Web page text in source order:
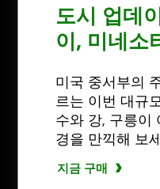
도시 업데
이, 미네소
미국 중서부의
르는 이번 대규
수와 강, 구릉이
경을 만끽해 보
지금 구매
지금 구매
지금 구매
지금 구매
지금 구매
지금 구매하세요
지금 구매